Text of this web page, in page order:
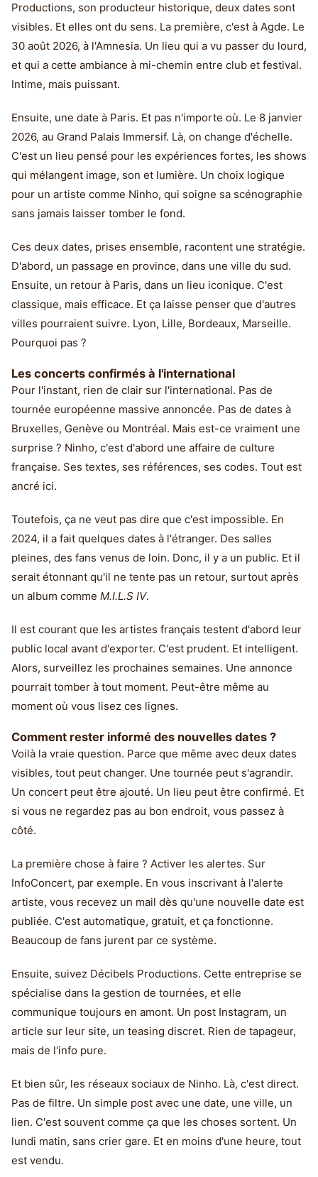
Productions, son producteur historique, deux dates sont
visibles. Et elles ont du sens. La première, c'est à Agde. Le
30 août 2026, à l'Amnesia. Un lieu qui a vu passer du lourd,
et qui a cette ambiance à mi-chemin entre club et festival.
Intime, mais puissant.
Ensuite, une date à Paris. Et pas n'importe où. Le 8 janvier
2026, au Grand Palais Immersif. Là, on change d'échelle.
C'est un lieu pensé pour les expériences fortes, les shows
qui mélangent image, son et lumière. Un choix logique
pour un artiste comme Ninho, qui soigne sa scénographie
sans jamais laisser tomber le fond.
Ces deux dates, prises ensemble, racontent une stratégie.
D'abord, un passage en province, dans une ville du sud.
Ensuite, un retour à Paris, dans un lieu iconique. C'est
classique, mais efficace. Et ça laisse penser que d'autres
villes pourraient suivre. Lyon, Lille, Bordeaux, Marseille.
Pourquoi pas ?
Les concerts confirmés à l'international
Pour l'instant, rien de clair sur l'international. Pas de
tournée européenne massive annoncée. Pas de dates à
Bruxelles, Genève ou Montréal. Mais est-ce vraiment une
surprise ? Ninho, c'est d'abord une affaire de culture
française. Ses textes, ses références, ses codes. Tout est
ancré ici.
Toutefois, ça ne veut pas dire que c'est impossible. En
2024, il a fait quelques dates à l'étranger. Des salles
pleines, des fans venus de loin. Donc, il y a un public. Et il
serait étonnant qu'il ne tente pas un retour, surtout après
un album comme M.I.L.S IV.
Il est courant que les artistes français testent d'abord leur
public local avant d'exporter. C'est prudent. Et intelligent.
Alors, surveillez les prochaines semaines. Une annonce
pourrait tomber à tout moment. Peut-être même au
moment où vous lisez ces lignes.
Comment rester informé des nouvelles dates ?
Voilà la vraie question. Parce que même avec deux dates
visibles, tout peut changer. Une tournée peut s'agrandir.
Un concert peut être ajouté. Un lieu peut être confirmé. Et
si vous ne regardez pas au bon endroit, vous passez à
côté.
La première chose à faire ? Activer les alertes. Sur
InfoConcert, par exemple. En vous inscrivant à l'alerte
artiste, vous recevez un mail dès qu'une nouvelle date est
publiée. C'est automatique, gratuit, et ça fonctionne.
Beaucoup de fans jurent par ce système.
Ensuite, suivez Décibels Productions. Cette entreprise se
spécialise dans la gestion de tournées, et elle
communique toujours en amont. Un post Instagram, un
article sur leur site, un teasing discret. Rien de tapageur,
mais de l'info pure.
Et bien sûr, les réseaux sociaux de Ninho. Là, c'est direct.
Pas de filtre. Un simple post avec une date, une ville, un
lien. C'est souvent comme ça que les choses sortent. Un
lundi matin, sans crier gare. Et en moins d'une heure, tout
est vendu.